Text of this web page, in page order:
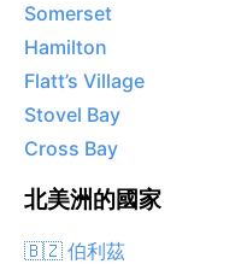
Somerset
Hamilton
Flatt’s Village
Stovel Bay
Cross Bay
北美洲的國家
🇧🇿 伯利茲